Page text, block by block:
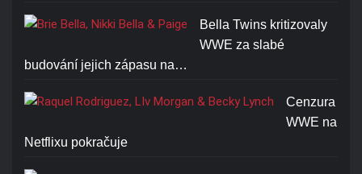
Bella Twins kritizovaly
WWE za slabé
budování jejich zápasu na…
Cenzura
WWE na
Netflixu pokračuje